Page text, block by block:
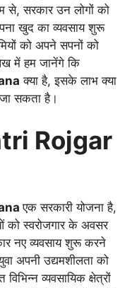
से, सरकार उन लोगों को
खुद का व्यवसाय शुरू
को अपने सपनों को
में हम जानेंगे कि
क्या है, इसके लाभ क्या
सकता है।
Rojgar
एक सरकारी योजना है,
को स्वरोजगार के अवसर
नए व्यवसाय शुरू करने
अपनी उद्यमशीलता को
व्यवसायिक क्षेत्रों